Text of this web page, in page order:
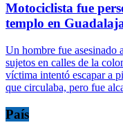
Motociclista fue
templo en
Un hombre fue asesinado
sujetos en calles de la
víctima intentó escapar a
que circulaba, pero fue
País